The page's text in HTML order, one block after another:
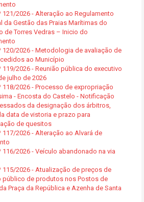
121/2026 - Alteração ao Regulamento
da Gestão das Praias Marítimas do
de Torres Vedras – Inicio do
120/2026 - Metodologia de avaliação de
ao Município
119/2026 - Reunião pública do executivo
julho de 2026
118/2026 - Processo de expropriação
- Encosta do Castelo - Notificação
da designação dos árbitros,
data de vistoria e prazo para
de quesitos
117/2026 - Alteração ao Alvará de
116/2026 - Veículo abandonado na via
115/2026 - Atualização de preços de
público de produtos nos Postos de
Praça da República e Azenha de Santa